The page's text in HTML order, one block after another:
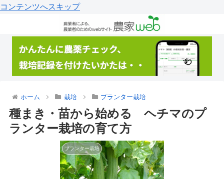
コンテンツへスキップ
ホーム 栽培 プランター栽培
種まき・苗から始める ヘチマのプ
ランター栽培の育て方
プランター栽培